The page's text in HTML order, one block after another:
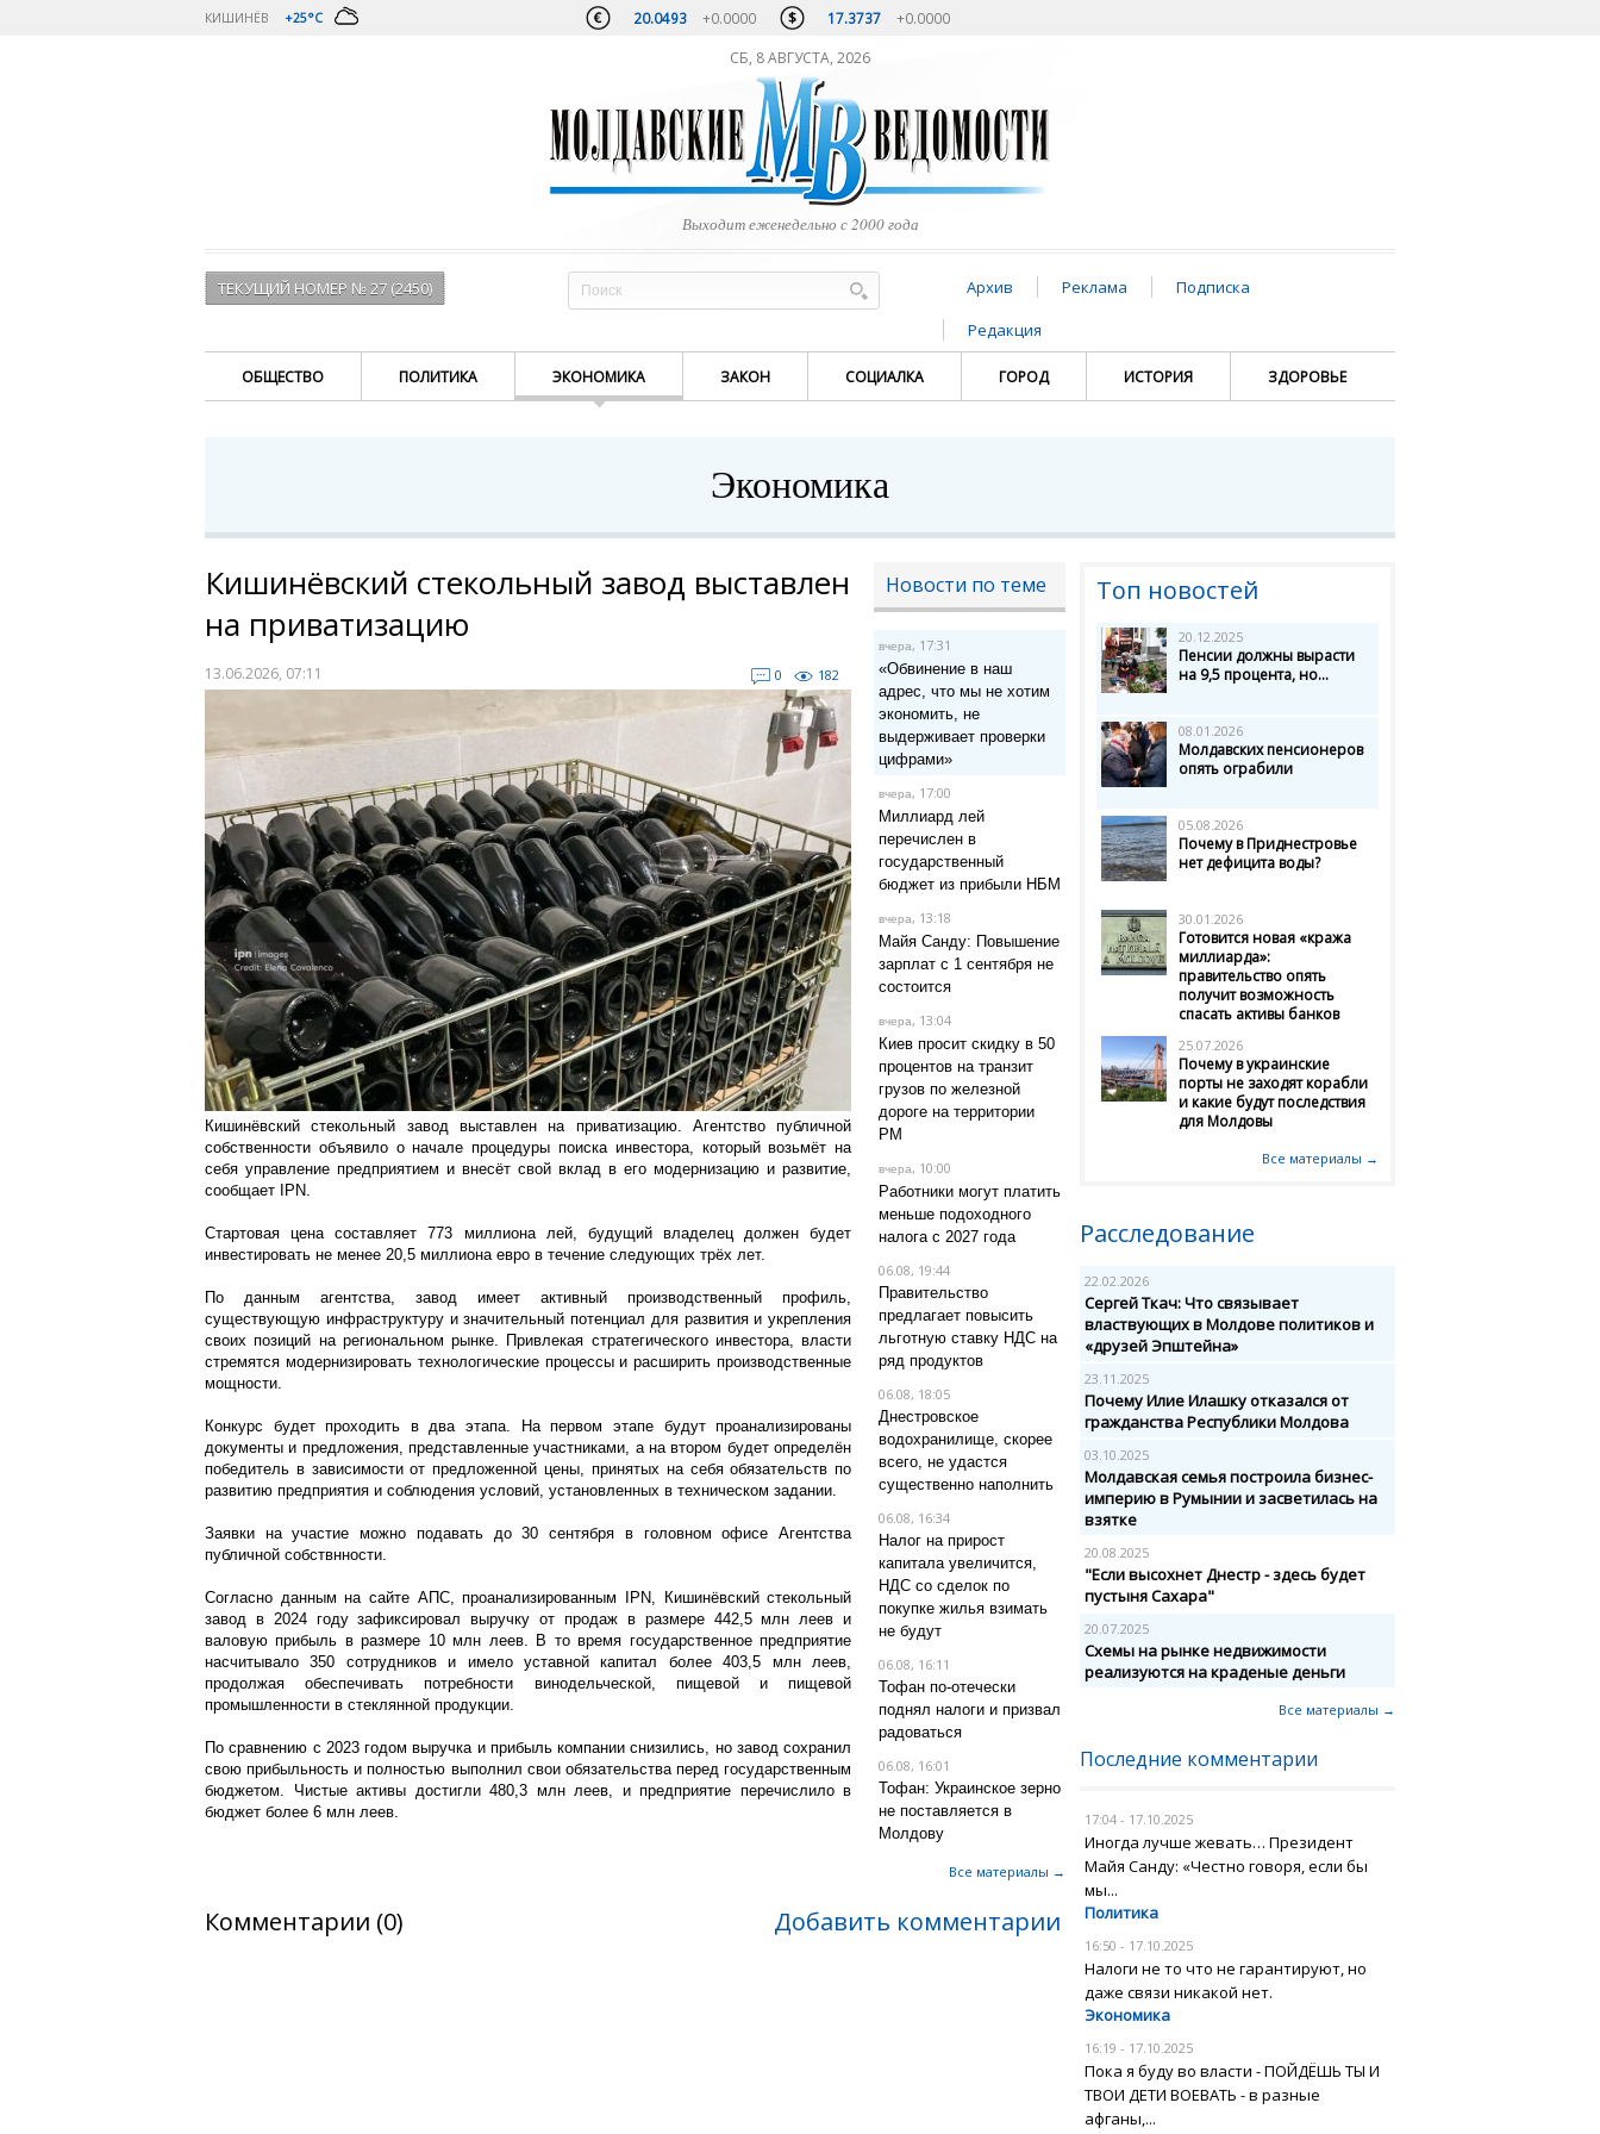
КИШИНЁВ +25°C 20.0493 +0.0000 17.3737 +0.0000
СБ, 8 АВГУСТА, 2026
Выходит еженедельно с 2000 года
ТЕКУЩИЙ НОМЕР № 27 (2450) Архив Реклама
Подписка
Редакция
ОБЩЕСТВО ПОЛИТИКА ЭКОНОМИКА ЗАКОН СОЦИАЛКА ГОРОД ИСТОРИЯ ЗДОРОВЬЕ
Экономика
Кишинёвский стекольный завод выставлен
на приватизацию
13.06.2026, 07:11 0 182
Кишинёвский стекольный завод выставлен на приватизацию. Агентство публичной
собственности объявило о начале процедуры поиска инвестора, который возьмёт на
себя управление предприятием и внесёт свой вклад в его модернизацию и развитие,
сообщает IPN.
Стартовая цена составляет 773 миллиона лей, будущий владелец должен будет
инвестировать не менее 20,5 миллиона евро в течение следующих трёх лет.
По данным агентства, завод имеет активный производственный профиль,
существующую инфраструктуру и значительный потенциал для развития и укрепления
своих позиций на региональном рынке. Привлекая стратегического инвестора, власти
стремятся модернизировать технологические процессы и расширить производственные
мощности.
Конкурс будет проходить в два этапа. На первом этапе будут проанализированы
документы и предложения, представленные участниками, а на втором будет определён
победитель в зависимости от предложенной цены, принятых на себя обязательств по
развитию предприятия и соблюдения условий, установленных в техническом задании.
Заявки на участие можно подавать до 30 сентября в головном офисе Агентства
публичной собствнности.
Согласно данным на сайте АПС, проанализированным IPN, Кишинёвский стекольный
завод в 2024 году зафиксировал выручку от продаж в размере 442,5 млн леев и
валовую прибыль в размере 10 млн леев. В то время государственное предприятие
насчитывало 350 сотрудников и имело уставной капитал более 403,5 млн леев,
продолжая обеспечивать потребности винодельческой, пищевой и пищевой
промышленности в стеклянной продукции.
По сравнению с 2023 годом выручка и прибыль компании снизились, но завод сохранил
свою прибыльность и полностью выполнил свои обязательства перед государственным
бюджетом. Чистые активы достигли 480,3 млн леев, и предприятие перечислило в
бюджет более 6 млн леев.
Новости по теме
вчера, 17:31
«Обвинение в наш
адрес, что мы не хотим
экономить, не
выдерживает проверки
цифрами»
вчера, 17:00
Миллиард лей
перечислен в
государственный
бюджет из прибыли НБМ
вчера, 13:18
Майя Санду: Повышение
зарплат с 1 сентября не
состоится
вчера, 13:04
Киев просит скидку в 50
процентов на транзит
грузов по железной
дороге на территории
РМ
вчера, 10:00
Работники могут платить
меньше подоходного
налога с 2027 года
06.08, 19:44
Правительство
предлагает повысить
льготную ставку НДС на
ряд продуктов
06.08, 18:05
Днестровское
водохранилище, скорее
всего, не удастся
существенно наполнить
06.08, 16:34
Налог на прирост
капитала увеличится,
НДС со сделок по
покупке жилья взимать
не будут
06.08, 16:11
Тофан по-отечески
поднял налоги и призвал
радоваться
06.08, 16:01
Тофан: Украинское зерно
не поставляется в
Молдову
Все материалы →
Комментарии (0) Добавить комментарии
Топ новостей
20.12.2025
Пенсии должны вырасти
на 9,5 процента, но...
08.01.2026
Молдавских пенсионеров
опять ограбили
05.08.2026
Почему в Приднестровье
нет дефицита воды?
30.01.2026
Готовится новая «кража
миллиарда»:
правительство опять
получит возможность
спасать активы банков
25.07.2026
Почему в украинские
порты не заходят корабли
и какие будут последствия
для Молдовы
Все материалы →
Расследование
22.02.2026
Сергей Ткач: Что связывает
властвующих в Молдове политиков и
«друзей Эпштейна»
23.11.2025
Почему Илие Илашку отказался от
гражданства Республики Молдова
03.10.2025
Молдавская семья построила бизнес-
империю в Румынии и засветилась на
взятке
20.08.2025
"Если высохнет Днестр - здесь будет
пустыня Сахара"
20.07.2025
Схемы на рынке недвижимости
реализуются на краденые деньги
Все материалы →
Последние комментарии
17:04 - 17.10.2025
Иногда лучше жевать… Президент
Майя Санду: «Честно говоря, если бы
мы...
Политика
16:50 - 17.10.2025
Налоги не то что не гарантируют, но
даже связи никакой нет.
Экономика
16:19 - 17.10.2025
Пока я буду во власти - ПОЙДЁШЬ ТЫ И
ТВОИ ДЕТИ ВОЕВАТЬ - в разные
афганы,...